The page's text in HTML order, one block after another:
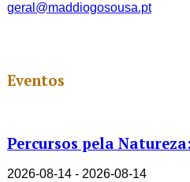
geral@maddiogosousa.pt
Eventos
Percursos pela
2026-08-14 - 2026-08-14